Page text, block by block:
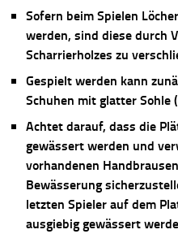
Sofern beim Spielen
werden, sind diese durch
Scharrierholzes zu
Gespielt werden kann
Schuhen mit glatter Sohle
Achtet darauf, dass die
gewässert werden und
vorhandenen
Bewässerung
letzten Spieler auf dem
ausgiebig gewässert